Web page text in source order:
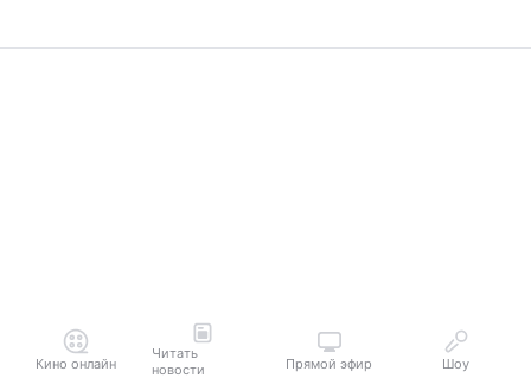
Кино онлайн
Читать
новости
Прямой эфир Шоу